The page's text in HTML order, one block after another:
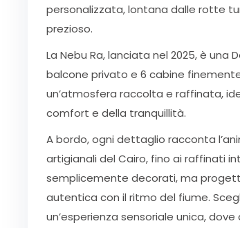
personalizzata, lontana dalle rotte
prezioso.
La Nebu Ra, lanciata nel 2025, è
balcone privato e 6 cabine
un’atmosfera raccolta e raffinata,
comfort e della tranquillità.
A bordo, ogni dettaglio racconta
artigianali del Cairo, fino ai raffinati
semplicemente decorati, ma
autentica con il ritmo del fiume.
un’esperienza sensoriale unica,